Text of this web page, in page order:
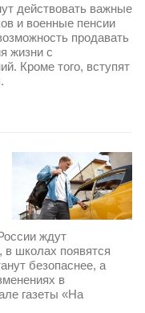
действовать важные
и военные пенсии
продавать
жизни с
Кроме того, вступят
ждут
в школах появятся
безопаснее, а
в
газеты «На